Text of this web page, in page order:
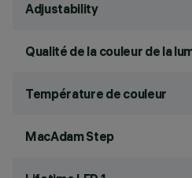
Adjustability
Qualité de la couleur de la
Température de couleur
MacAdam Step